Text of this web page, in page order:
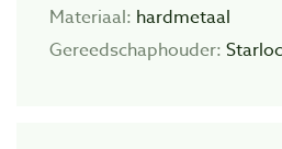
Materiaal: hardmetaal
Gereedschaphouder: